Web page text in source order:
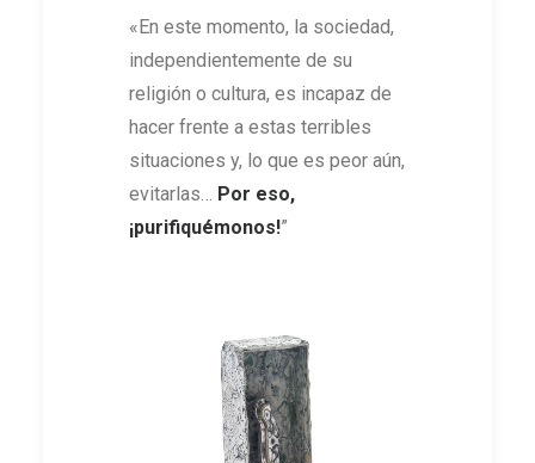
«En este momento, la sociedad,
independientemente de su
religión o cultura, es incapaz de
hacer frente a estas terribles
situaciones y, lo que es peor aún,
evitarlas… Por eso,
¡purifiquémonos!”